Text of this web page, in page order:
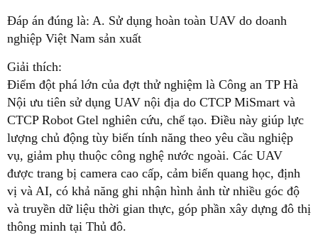
Đáp án đúng là: A. Sử dụng hoàn toàn UAV do doanh
nghiệp Việt Nam sản xuất
Giải thích:
Điểm đột phá lớn của đợt thử nghiệm là Công an TP Hà
Nội ưu tiên sử dụng UAV nội địa do CTCP MiSmart và
CTCP Robot Gtel nghiên cứu, chế tạo. Điều này giúp lực
lượng chủ động tùy biến tính năng theo yêu cầu nghiệp
vụ, giảm phụ thuộc công nghệ nước ngoài. Các UAV
được trang bị camera cao cấp, cảm biến quang học, định
vị và AI, có khả năng ghi nhận hình ảnh từ nhiều góc độ
và truyền dữ liệu thời gian thực, góp phần xây dựng đô thị
thông minh tại Thủ đô.